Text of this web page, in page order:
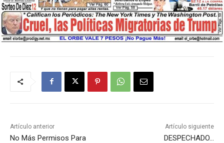
Artículo anterior
No Más Permisos Para
Artículo siguiente
DESPECHADO…